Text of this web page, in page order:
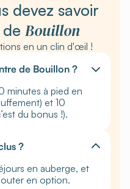
devez savoir
Bouillon
en un clin d'œil !
de Bouillon ?
minutes à pied en
et 10
du bonus !).
?
en auberge, et
en option.